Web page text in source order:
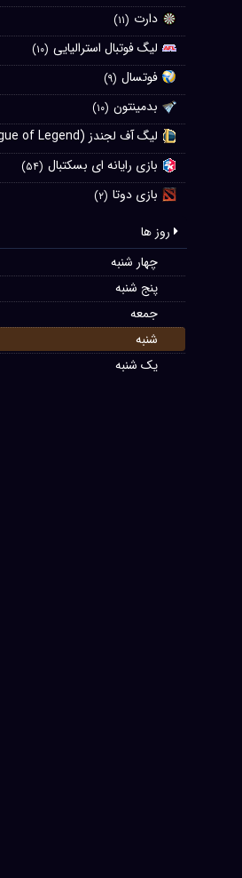
دارت (۱۱)
لیگ فوتبال استرالیایی (۱۰)
فوتسال (۹)
بدمینتون (۱۰)
لیگ آف لجندز (League of Legend)
بازی رایانه ای بسکتبال (۵۴)
بازی دوتا (۲)
روز ها
چهار شنبه
پنج شنبه
جمعه
شنبه
یک شنبه